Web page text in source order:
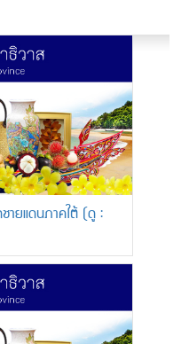
ายแดนภาคใต้ (ดู :